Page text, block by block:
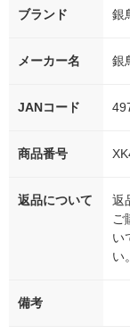
ブランド 銀
メーカー名 銀
JANコード
商品番号
返品について
返
ご
い
い。
備考